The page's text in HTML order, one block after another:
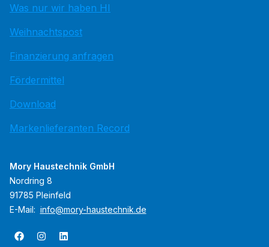
Was nur wir haben HI
Weihnachtspost
Finanzierung anfragen
Fördermittel
Download
Markenlieferanten Record
Mory Haustechnik GmbH
Nordring 8
91785 Pleinfeld
E-Mail: info@mory-haustechnik.de